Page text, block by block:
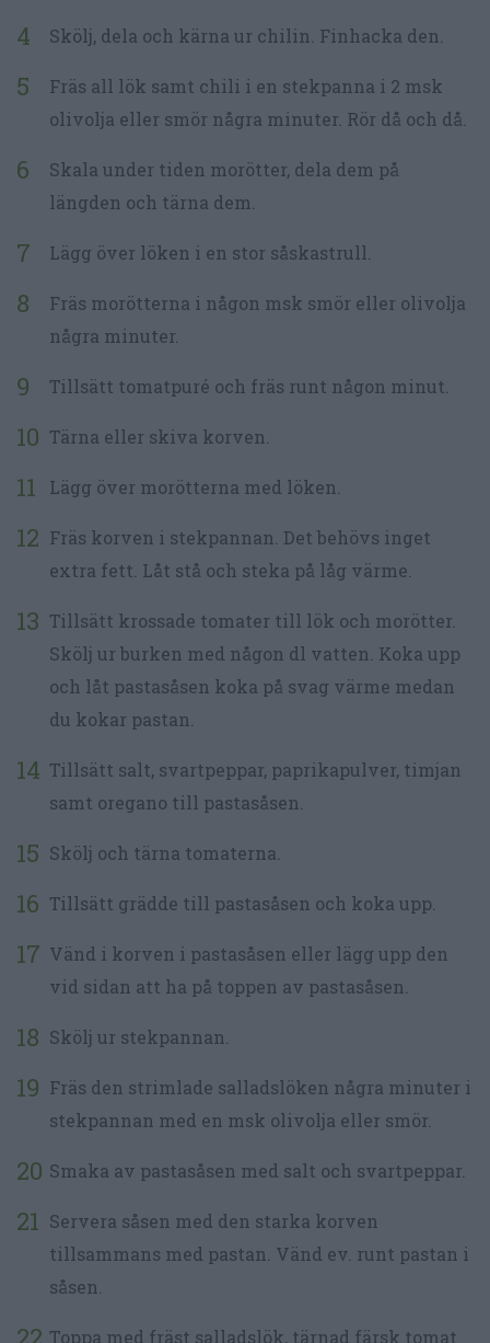
Skölj, dela och kärna ur chilin. Finhacka den.
Fräs all lök samt chili i en stekpanna i 2 msk
olivolja eller smör några minuter. Rör då och då.
Skala under tiden morötter, dela dem på
längden och tärna dem.
Lägg över löken i en stor såskastrull.
Fräs morötterna i någon msk smör eller olivolja
några minuter.
Tillsätt tomatpuré och fräs runt någon minut.
Tärna eller skiva korven.
Lägg över morötterna med löken.
Fräs korven i stekpannan. Det behövs inget
extra fett. Låt stå och steka på låg värme.
Tillsätt krossade tomater till lök och morötter.
Skölj ur burken med någon dl vatten. Koka upp
och låt pastasåsen koka på svag värme medan
du kokar pastan.
Tillsätt salt, svartpeppar, paprikapulver, timjan
samt oregano till pastasåsen.
Skölj och tärna tomaterna.
Tillsätt grädde till pastasåsen och koka upp.
Vänd i korven i pastasåsen eller lägg upp den
vid sidan att ha på toppen av pastasåsen.
Skölj ur stekpannan.
Fräs den strimlade salladslöken några minuter i
stekpannan med en msk olivolja eller smör.
Smaka av pastasåsen med salt och svartpeppar.
Servera såsen med den starka korven
tillsammans med pastan. Vänd ev. runt pastan i
såsen.
Toppa med fräst salladslök, tärnad färsk tomat